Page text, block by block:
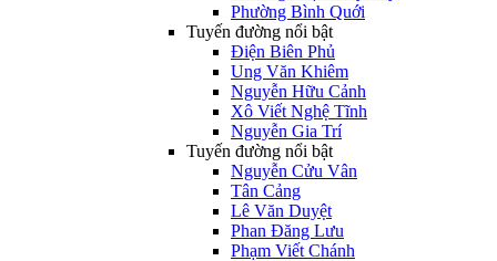
Phường Bình Quới
Tuyến đường nổi bật
Điện Biên Phủ
Ung Văn Khiêm
Nguyễn Hữu Cảnh
Xô Viết Nghệ Tĩnh
Nguyễn Gia Trí
Tuyến đường nổi bật
Nguyễn Cửu Vân
Tân Cảng
Lê Văn Duyệt
Phan Đăng Lưu
Phạm Viết Chánh